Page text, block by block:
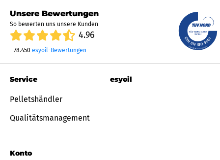
Unsere Bewertungen
So bewerten uns unsere Kunden
4.96
78.450 esyoil-Bewertungen
Service
Pelletshändler
Qualitätsmanagement
Konto
esyoil